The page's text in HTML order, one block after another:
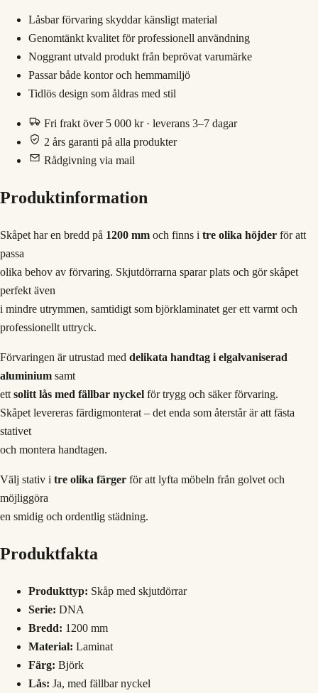
Låsbar förvaring skyddar känsligt material
Genomtänkt kvalitet för professionell användning
Noggrant utvald produkt från beprövat varumärke
Passar både kontor och hemmamiljö
Tidlös design som åldras med stil
Fri frakt över 5 000 kr · leverans 3–7 dagar
2 års garanti på alla produkter
Rådgivning via mail
Produktinformation
Skåpet har en bredd på 1200 mm och finns i tre olika höjder för att
passa
olika behov av förvaring. Skjutdörrarna sparar plats och gör skåpet
perfekt även
i mindre utrymmen, samtidigt som björklaminatet ger ett varmt och
professionellt uttryck.
Förvaringen är utrustad med delikata handtag i elgalvaniserad
aluminium samt
ett solitt lås med fällbar nyckel för trygg och säker förvaring.
Skåpet levereras färdigmonterat – det enda som återstår är att fästa
stativet
och montera handtagen.
Välj stativ i tre olika färger för att lyfta möbeln från golvet och
möjliggöra
en smidig och ordentlig städning.
Produktfakta
Produkttyp: Skåp med skjutdörrar
Serie: DNA
Bredd: 1200 mm
Material: Laminat
Färg: Björk
Lås: Ja, med fällbar nyckel